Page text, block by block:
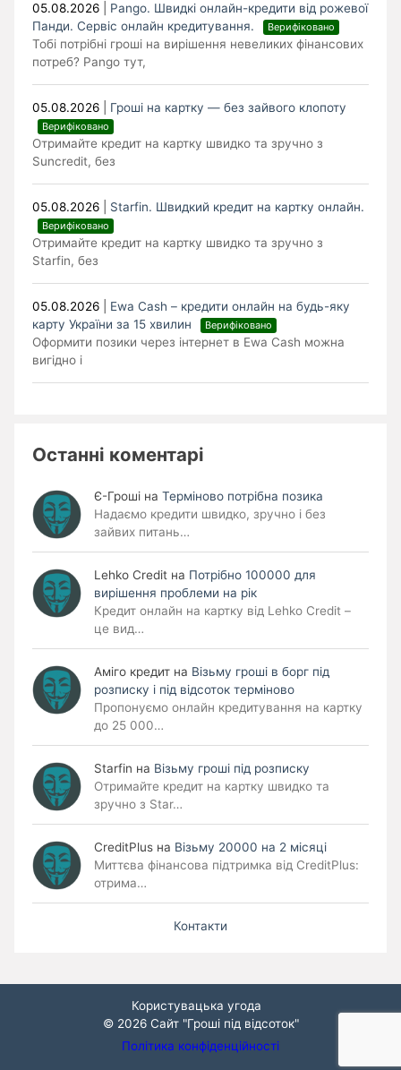
05.08.2026
Pango. Швидкі онлайн-кредити від рожевої
Панди. Cервіс онлайн кредитування.
Верифіковано
Тобі потрібні гроші на вирішення невеликих фінансових
потреб? Pango тут,
05.08.2026 Гроші на картку — без зайвого клопоту
Верифіковано
Отримайте кредит на картку швидко та зручно з
Suncredit, без
05.08.2026 Starfin. Швидкий кредит на картку онлайн.
Верифіковано
Отримайте кредит на картку швидко та зручно з
Starfin, без
05.08.2026
Ewa Cash – кредити онлайн на будь-яку
карту України за 15 хвилин
Верифіковано
Оформити позики через інтернет в Ewa Cash можна
вигідно і
Останні коментарі
Є-Гроші на Терміново потрібна позика
Надаємо кредити швидко, зручно і без
зайвих питань…
Lehko Сredit на Потрібно 100000 для
вирішення проблеми на рік
Кредит онлайн на картку від Lehko Credit –
це вид…
Аміго кредит на Візьму гроші в борг під
розписку і під відсоток терміново
Пропонуємо онлайн кредитування на картку
до 25 000…
Starfin на Візьму гроші під розписку
Отримайте кредит на картку швидко та
зручно з Star…
CreditPlus на Візьму 20000 на 2 місяці
Миттєва фінансова підтримка від CreditPlus:
отрима…
Контакти
Користувацька угода
© 2026 Сайт "Гроші під відсоток"
Політика конфіденційності